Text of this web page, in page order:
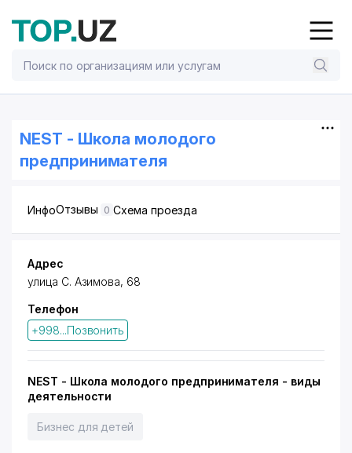
NEST - Школа молодого
предпринимателя
ИнфоОтзывы 0 Схема проезда
Адрес
улица С. Азимова, 68
Телефон
+998...Позвонить
NEST - Школа молодого предпринимателя - виды
деятельности
Бизнес для детей